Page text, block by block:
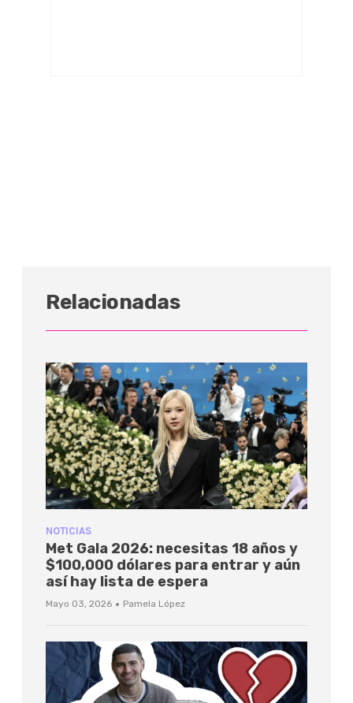
Relacionadas
NOTICIAS
Met Gala 2026: necesitas 18 años y
$100,000 dólares para entrar y aún
así hay lista de espera
Mayo 03, 2026 · Pamela López